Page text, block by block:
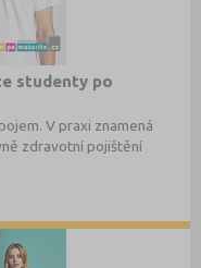
studenty po
V praxi znamená
zdravotní pojištění